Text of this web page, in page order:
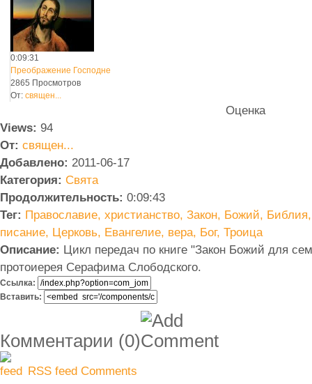
0:09:31
Преображение Господне
2865 Просмотров
От: священ...
Оценка
Views: 94
От: священ...
Добавлено: 2011-06-17
Категория: Свята
Продолжительность: 0:09:43
Тег: Православие, христианство, Закон, Божий, Библия,
писание, Церковь, Евангелие, вера, Бог, Троица
Описание: Цикл передач по книге "Закон Божий для
протоиерея Серафима Слободского.
Ссылка:
Вставить:
Комментарии (0)
RSS feed Comments